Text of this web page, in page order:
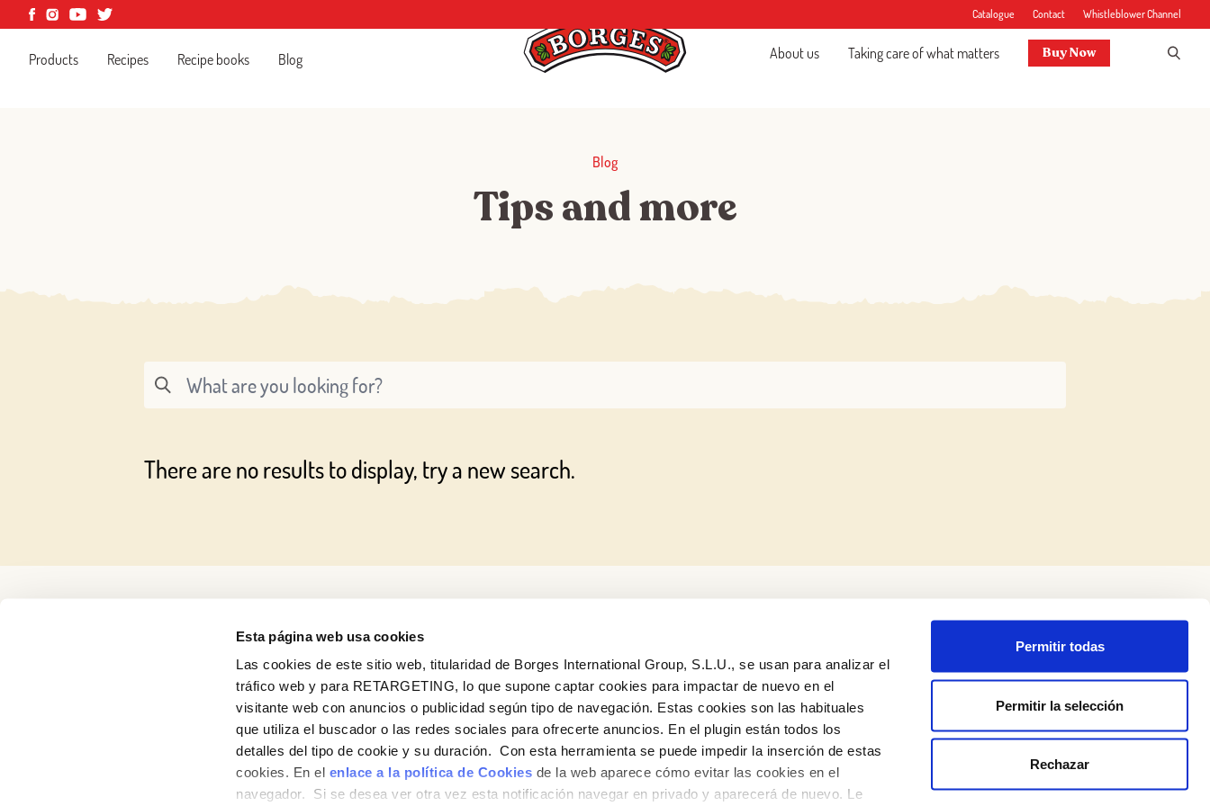
Esta página web usa cookies
Las cookies de este sitio web, titularidad de Borges International Group, S.L.U., se usan para analizar el
tráfico web y para RETARGETING, lo que supone captar cookies para impactar de nuevo en el
visitante web con anuncios o publicidad según tipo de navegación. Estas cookies son las habituales
que utiliza el buscador o las redes sociales para ofrecerte anuncios. En el plugin están todos los
detalles del tipo de cookie y su duración. Con esta herramienta se puede impedir la inserción de estas
cookies. En el enlace a la política de Cookies de la web aparece cómo evitar las cookies en el
navegador. Si se desea ver otra vez esta notificación navegar en privado y aparecerá de nuevo. Le
Permitir todas
Permitir la selección
Rechazar
Catalogue Contact Whistleblower Channel
Products Recipes Recipe books Blog About us Taking care of what matters Buy Now
Blog
Tips and more
There are no results to display, try a new search.
Legal Notice
Privacy Policy
Cookie Policy
Log in with Google